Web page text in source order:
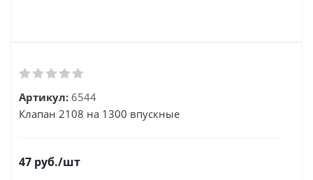
Артикул: 6544
Клапан 2108 на 1300 впускные
47 руб./шт